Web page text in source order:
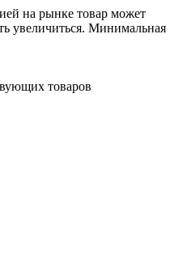
на рынке товар может
увеличиться. Минимальная
товаров